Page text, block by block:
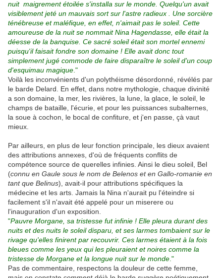
nuit maigrement étoilée s'installa sur le monde. Quelqu'un avait
visiblement jeté un mauvais sort sur l'astre radieux . Une sorcière
ténébreuse et maléfique, en effet, n'aimait pas le soleil. Cette
amoureuse de la nuit se nommait Nina Hagendasse, elle était la
déesse de la banquise. Ce sacré soleil était son mortel ennemi
puisqu'il faisait fondre son domaine ! Elle avait donc tout
simplement jugé commode de faire disparaître le soleil d'un coup
d'esquimau magique ."
Voilà les inconvénients d'un polythéisme désordonné, révélés par
le barde Delard. En effet, dans notre mythologie, chaque divinité
a son domaine, la mer, les rivières, la lune, la glace, le soleil, le
champs de bataille, l'écurie, et pour les puissances subalternes,
la soue à cochon, le bocal de confiture, et j'en passe, çà vaut
mieux.
Par ailleurs, en plus de leur fonction principale, les dieux avaient
des attributions annexes, d'où de fréquents conflits de
compétence source de querelles infinies. Ainsi le dieu soleil, Bel
(connu en Gaule sous le nom de Belenos et en Gallo-romanie en
tant que Belinus), avait-il pour attributions spécifiques la
médecine et les arts. Jamais la Nina n'aurait pu l'éteindre si
facilement s'il n'avait été appelé pour un miserere ou
l'inauguration d'un exposition.
"Pauvre Morgane, sa tristesse fut infinie ! Elle pleura durant des
nuits et des nuits le soleil disparu, et ses larmes tombaient sur le
rivage qu'elles finirent par recouvrir. Ces larmes étaient à la fois
bleues comme les yeux qui les pleuraient et noires comme la
tristesse de Morgane et la longue nuit sur le monde ."
Pas de commentaire, respectons la douleur de cette femme,